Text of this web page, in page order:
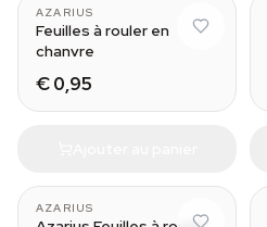
AZARIUS
Feuilles à rouler en
chanvre
€ 0,95
AZARIUS